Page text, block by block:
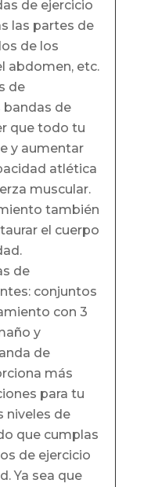
de ejercicio
las partes de
de los
abdomen, etc.
de
de
que todo tu
y aumentar
atlética
muscular.
también
el cuerpo
de
conjuntos
con 3
y
de
más
para tu
niveles de
que cumplas
de ejercicio
Ya sea que